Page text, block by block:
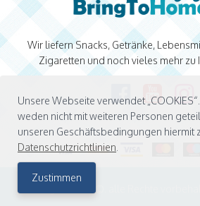
Unsere Webseite verwendet
weden nicht mit weiteren Personen
unseren Geschäftsbedingungen hiermit
Datenschutzrichtlinien
Zustimmen
Wir liefern Snacks, Getränke,
Zigaretten und noch vieles mehr zu
BringToHome ©. alle Rechte